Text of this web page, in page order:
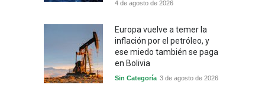
4 de agosto de 2026
Europa vuelve a temer la
inflación por el petróleo, y
ese miedo también se paga
en Bolivia
Sin Categoría 3 de agosto de 2026